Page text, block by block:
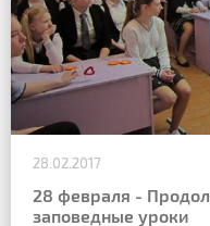
28.02.2017
28 февраля -
заповедные уроки